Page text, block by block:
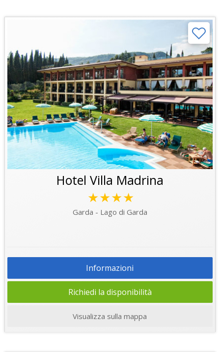
Hotel Villa Madrina
★★★★
Garda - Lago di Garda
Informazioni
Richiedi la disponibilità
Visualizza sulla mappa